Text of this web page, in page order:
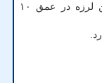
مرکز لرزه نگاری کشور اعلام نمود این زمین لرزه در عمق ۱۰